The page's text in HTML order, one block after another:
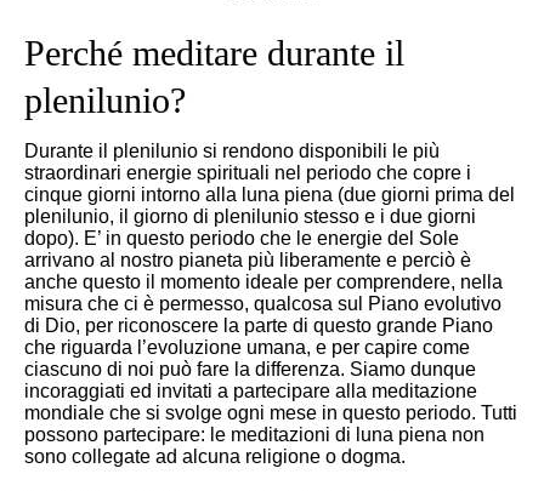
Perché meditare durante il
plenilunio?
Durante il plenilunio si rendono disponibili le più
straordinari energie spirituali nel periodo che copre i
cinque giorni intorno alla luna piena (due giorni prima del
plenilunio, il giorno di plenilunio stesso e i due giorni
dopo). E’ in questo periodo che le energie del Sole
arrivano al nostro pianeta più liberamente e perciò è
anche questo il momento ideale per comprendere, nella
misura che ci è permesso, qualcosa sul Piano evolutivo
di Dio, per riconoscere la parte di questo grande Piano
che riguarda l’evoluzione umana, e per capire come
ciascuno di noi può fare la differenza. Siamo dunque
incoraggiati ed invitati a partecipare alla meditazione
mondiale che si svolge ogni mese in questo periodo. Tutti
possono partecipare: le meditazioni di luna piena non
sono collegate ad alcuna religione o dogma.